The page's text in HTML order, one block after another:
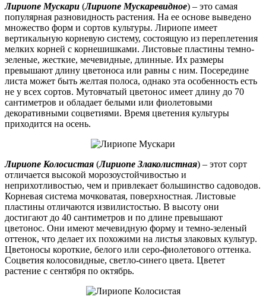
Лириопе Мускари (Лириопе Мускаревидное) – это самая
популярная разновидность растения. На ее основе выведено
множество форм и сортов культуры. Лириопе имеет
вертикальную корневую систему, состоящую из переплетения
мелких корней с корнешишками. Листовые пластины темно-
зеленые, жесткие, мечевидные, длинные. Их размеры
превышают длину цветоноса или равны с ним. Посередине
листа может быть желтая полоса, однако эта особенность есть
не у всех сортов. Мутовчатый цветонос имеет длину до 70
сантиметров и обладает белыми или фиолетовыми
декоративными соцветиями. Время цветения культуры
приходится на осень.
Лириопе Колосистая (Лириопе Злаколистная) – этот сорт
отличается высокой морозоустойчивостью и
неприхотливостью, чем и привлекает большинство садоводов.
Корневая система мочковатая, поверхностная. Листовые
пластины отличаются извилистостью. В высоту они
достигают до 40 сантиметров и по длине превышают
цветонос. Они имеют мечевидную форму и темно-зеленый
оттенок, что делает их похожими на листья злаковых культур.
Цветоносы короткие, белого или серо-фиолетового оттенка.
Соцветия колосовидные, светло-синего цвета. Цветет
растение с сентября по октябрь.